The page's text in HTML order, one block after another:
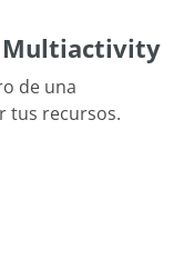
Multiactivity
de una
tus recursos.